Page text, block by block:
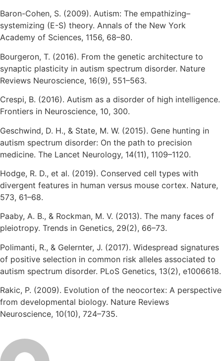
Baron-Cohen, S. (2009). Autism: The empathizing–
systemizing (E-S) theory. Annals of the New York
Academy of Sciences, 1156, 68–80.
Bourgeron, T. (2016). From the genetic architecture to
synaptic plasticity in autism spectrum disorder. Nature
Reviews Neuroscience, 16(9), 551–563.
Crespi, B. (2016). Autism as a disorder of high intelligence.
Frontiers in Neuroscience, 10, 300.
Geschwind, D. H., & State, M. W. (2015). Gene hunting in
autism spectrum disorder: On the path to precision
medicine. The Lancet Neurology, 14(11), 1109–1120.
Hodge, R. D., et al. (2019). Conserved cell types with
divergent features in human versus mouse cortex. Nature,
573, 61–68.
Paaby, A. B., & Rockman, M. V. (2013). The many faces of
pleiotropy. Trends in Genetics, 29(2), 66–73.
Polimanti, R., & Gelernter, J. (2017). Widespread signatures
of positive selection in common risk alleles associated to
autism spectrum disorder. PLoS Genetics, 13(2), e1006618.
Rakic, P. (2009). Evolution of the neocortex: A perspective
from developmental biology. Nature Reviews
Neuroscience, 10(10), 724–735.